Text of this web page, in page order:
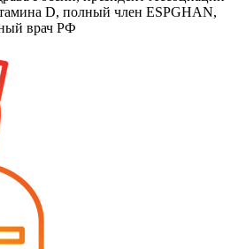
D, полный член ESPGHAN,
врач РФ